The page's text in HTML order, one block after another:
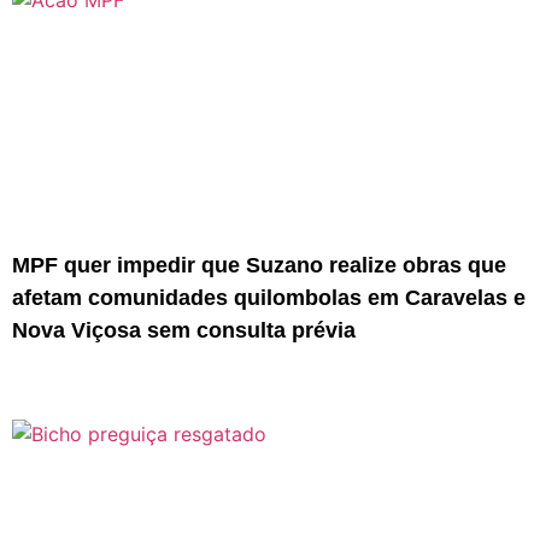
MPF quer impedir que Suzano realize obras que
afetam comunidades quilombolas em Caravelas e
Nova Viçosa sem consulta prévia